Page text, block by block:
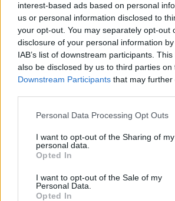
interest-based ads based on personal
us or personal information disclosed to
your opt-out. You may separately opt-out
disclosure of your personal information
IAB’s list of downstream participants.
also be disclosed by us to third parties on
Downstream Participants that may
Please note that this website/app uses
not limited to your visit or usage
grant or deny consent to Google and its
use your data for below specified
consent section.
Personal Data Processing Opt Outs
I want to opt-out of the Sharing of my
personal data.
Opted In
I want to opt-out of the Sale of my
Personal Data.
Opted In